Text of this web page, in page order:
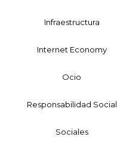
Infraestructura
Internet Economy
Ocio
Responsabilidad Social
Sociales